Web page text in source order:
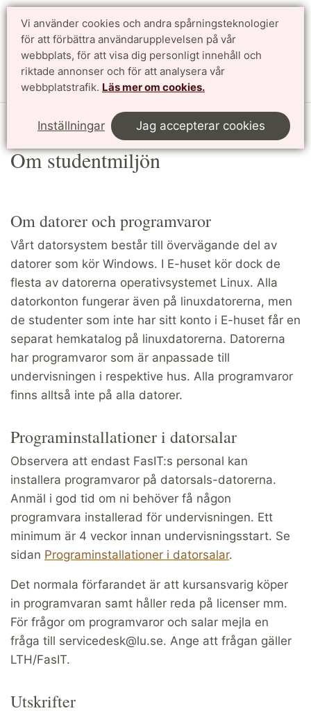
Vi använder cookies och andra spårningsteknologier
för att förbättra användarupplevelsen på vår
webbplats, för att visa dig personligt innehåll och
riktade annonser och för att analysera vår
webbplatstrafik. Läs mer om cookies.
Inställningar Jag accepterar cookies
Sök
Datorsalar
Om studentmiljön
Om datorer och programvaror
Vårt datorsystem består till övervägande del av
datorer som kör Windows. I E-huset kör dock de
flesta av datorerna operativsystemet Linux. Alla
datorkonton fungerar även på linuxdatorerna, men
de studenter som inte har sitt konto i E-huset får en
separat hemkatalog på linuxdatorerna. Datorerna
har programvaror som är anpassade till
undervisningen i respektive hus. Alla programvaror
finns alltså inte på alla datorer.
Programinstallationer i datorsalar
Observera att endast FasIT:s personal kan
installera programvaror på datorsals-datorerna.
Anmäl i god tid om ni behöver få någon
programvara installerad för undervisningen. Ett
minimum är 4 veckor innan undervisningsstart. Se
sidan Programinstallationer i datorsalar.
Det normala förfarandet är att kursansvarig köper
in programvaran samt håller reda på licenser mm.
För frågor om programvaror och salar mejla en
fråga till servicedesk@lu.se. Ange att frågan gäller
LTH/FasIT.
Utskrifter